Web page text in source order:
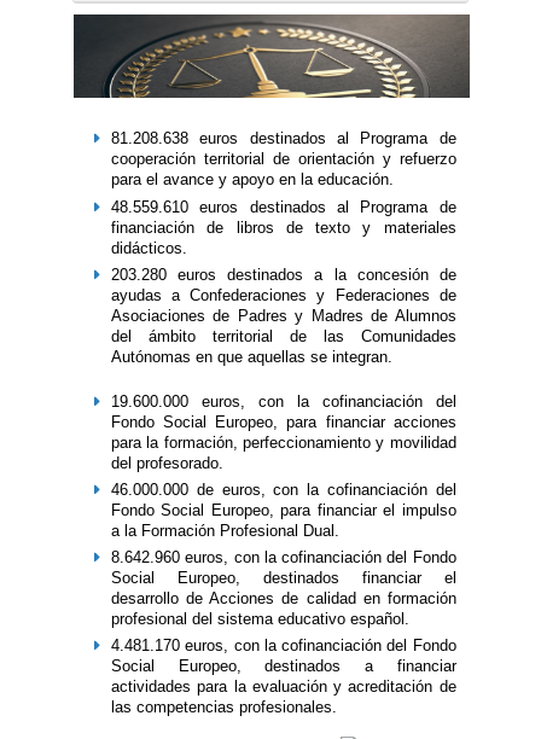
81.208.638 euros destinados al Programa de
cooperación territorial de orientación y refuerzo
para el avance y apoyo en la educación.
48.559.610 euros destinados al Programa de
financiación de libros de texto y materiales
didácticos.
203.280 euros destinados a la concesión de
ayudas a Confederaciones y Federaciones de
Asociaciones de Padres y Madres de Alumnos
del ámbito territorial de las Comunidades
Autónomas en que aquellas se integran.
19.600.000 euros, con la cofinanciación del
Fondo Social Europeo, para financiar acciones
para la formación, perfeccionamiento y movilidad
del profesorado.
46.000.000 de euros, con la cofinanciación del
Fondo Social Europeo, para financiar el impulso
a la Formación Profesional Dual.
8.642.960 euros, con la cofinanciación del Fondo
Social Europeo, destinados financiar el
desarrollo de Acciones de calidad en formación
profesional del sistema educativo español.
4.481.170 euros, con la cofinanciación del Fondo
Social Europeo, destinados a financiar
actividades para la evaluación y acreditación de
las competencias profesionales.